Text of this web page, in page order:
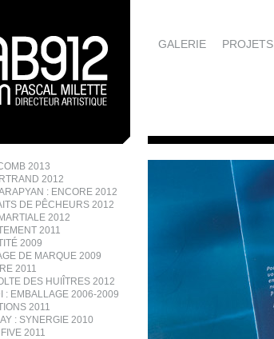
2013
2012
: ENCORE 2012
DE PÊCHEURS 2012
2012
2011
2009
DE MARQUE 2009
2011
DES HUIÎTRES 2012
: EMBALLAGE 2006-2009
2011
: SYNERGIE 2010
2011
GALERIE PROJETS